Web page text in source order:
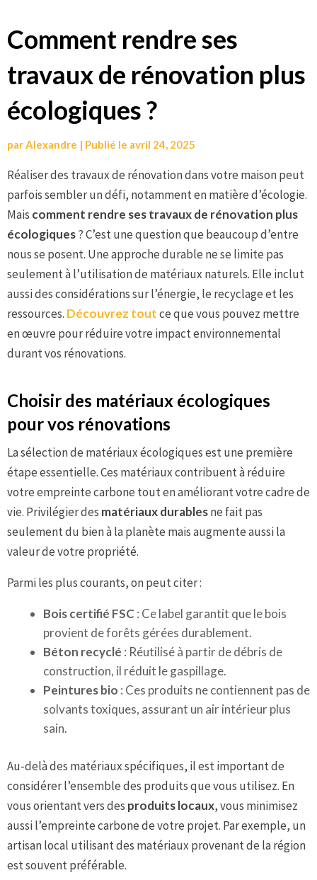
Aller
au
contenu
Comment rendre ses
travaux de rénovation plus
écologiques ?
parAlexandre | Publié le avril 24, 2025
Réaliser des travaux de rénovation dans votre maison peut
parfois sembler un défi, notamment en matière d’écologie.
Mais comment rendre ses travaux de rénovation plus
écologiques? C’est une question que beaucoup d’entre
nous se posent. Une approche durable ne se limite pas
seulement à l’utilisation de matériaux naturels. Elle inclut
aussi des considérations sur l’énergie, le recyclage et les
ressources. Découvrez toutce que vous pouvez mettre
en œuvre pour réduire votre impact environnemental
durant vos rénovations.
Choisir des matériaux écologiques
pour vos rénovations
La sélection de matériaux écologiques est une première
étape essentielle. Ces matériaux contribuent à réduire
votre empreinte carbone tout en améliorant votre cadre de
vie. Privilégier des matériaux durablesne fait pas
seulement du bien à la planète mais augmente aussi la
valeur de votre propriété.
Parmi les plus courants, on peut citer :
Bois certifié FSC : Ce label garantit que le bois
provient de forêts gérées durablement.
Béton recyclé : Réutilisé à partir de débris de
construction, il réduit le gaspillage.
Peintures bio : Ces produits ne contiennent pas de
solvants toxiques, assurant un air intérieur plus
sain.
Au-delà des matériaux spécifiques, il est important de
considérer l’ensemble des produits que vous utilisez. En
vous orientant vers des produits locaux, vous minimisez
aussi l’empreinte carbone de votre projet. Par exemple, un
artisan local utilisant des matériaux provenant de la région
est souvent préférable.